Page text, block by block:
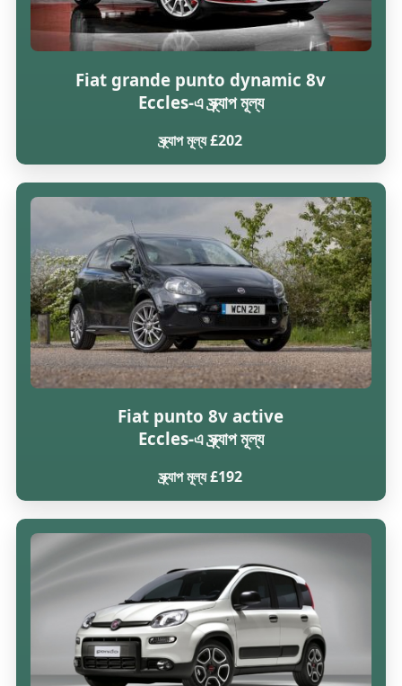
Fiat grande punto dynamic 8v
Eccles-এ স্ক্র্যাপ মূল্য
স্ক্র্যাপ মূল্য £202
Fiat punto 8v active
Eccles-এ স্ক্র্যাপ মূল্য
স্ক্র্যাপ মূল্য £192